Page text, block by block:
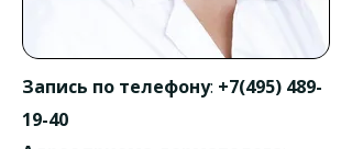
Запись по телефону: +7(495) 489-
19-40